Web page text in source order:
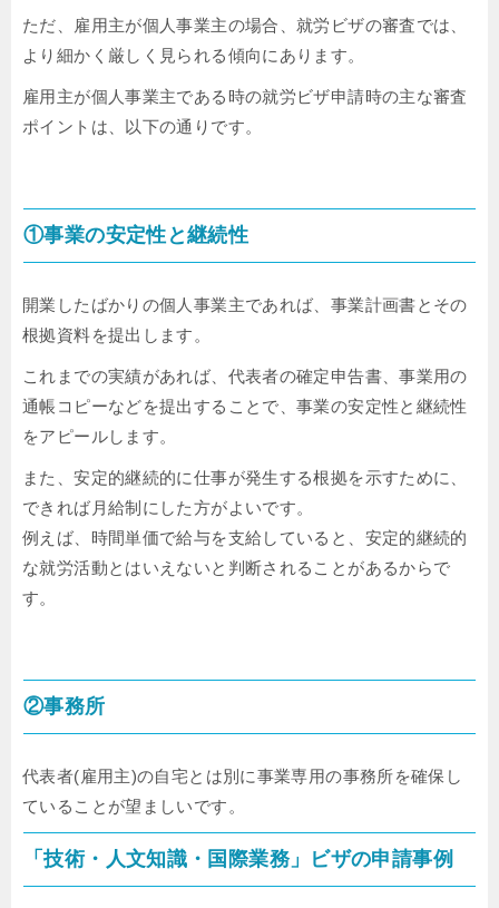
ただ、雇用主が個人事業主の場合、就労ビザの審査では、
より細かく厳しく見られる傾向にあります。
雇用主が個人事業主である時の就労ビザ申請時の主な審査
ポイントは、以下の通りです。
①事業の安定性と継続性
開業したばかりの個人事業主であれば、事業計画書とその
根拠資料を提出します。
これまでの実績があれば、代表者の確定申告書、事業用の
通帳コピーなどを提出することで、事業の安定性と継続性
をアピールします。
また、安定的継続的に仕事が発生する根拠を示すために、
できれば月給制にした方がよいです。
例えば、時間単価で給与を支給していると、安定的継続的
な就労活動とはいえないと判断されることがあるからで
す。
②事務所
代表者(雇用主)の自宅とは別に事業専用の事務所を確保し
ていることが望ましいです。
「技術・人文知識・国際業務」ビザの申請事例